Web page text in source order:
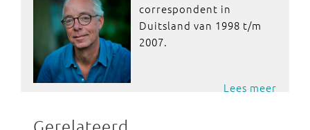
correspondent in
Duitsland van 1998 t/m
2007.
Lees meer
Gerelateerd